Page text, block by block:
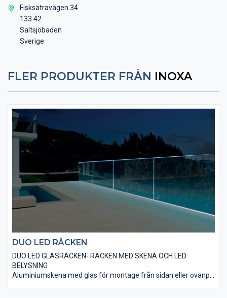
Fisksätravägen 34
133 42
Saltsjöbaden
Sverige
FLER PRODUKTER FRÅN INOXA
DUO LED RÄCKEN
DUO LED GLASRÄCKEN- RÄCKEN MED SKENA OCH LED
BELYSNING
Aluminiumskena med glas för montage från sidan eller ovanpå